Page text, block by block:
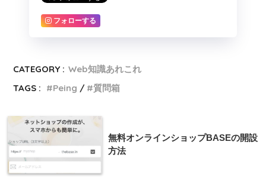
フォローする
CATEGORY : Web知識あれこれ
TAGS :
Peing 質問箱
無料オンラインショップBASEの開設
方法